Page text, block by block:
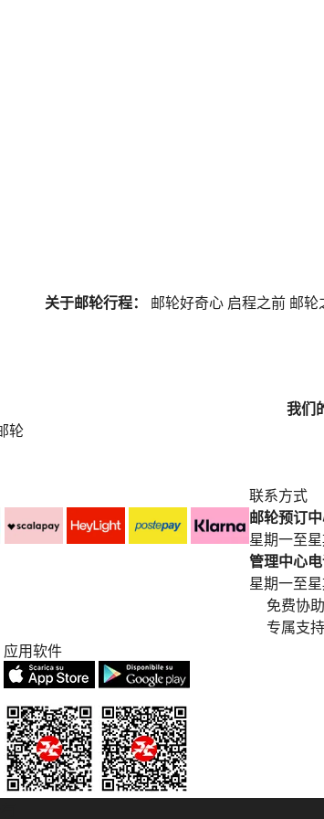
关于邮轮行程： 邮轮好奇心 启程之前 邮轮
我们
轮
联系方式
邮轮预订中
星期一至星
管理中心电
星期一至星
免费协助
专属支持
应用软件